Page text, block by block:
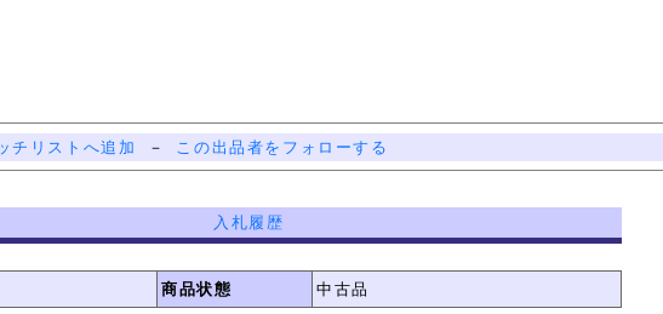
チリストへ追加 － この出品者をフォローする
入札履歴
商品状態 中古品